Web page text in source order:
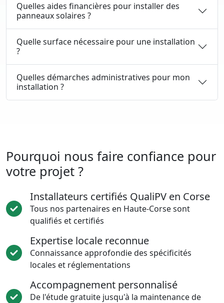
Quelles aides financières pour installer des
panneaux solaires ?
Quelle surface nécessaire pour une installation
?
Quelles démarches administratives pour mon
installation ?
Pourquoi nous faire confiance pour
votre projet ?
Installateurs certifiés QualiPV en Corse
Tous nos partenaires en Haute-Corse sont
qualifiés et certifiés
Expertise locale reconnue
Connaissance approfondie des spécificités
locales et réglementations
Accompagnement personnalisé
De l'étude gratuite jusqu'à la maintenance de